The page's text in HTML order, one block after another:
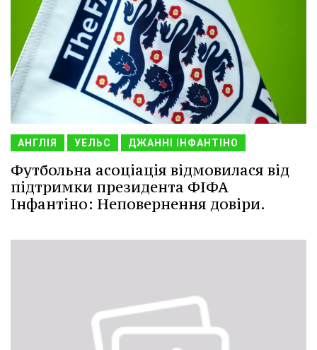
АНГЛІЯ УЕЛЬС ДЖАННІ ІНФАНТІНО
Футбольна асоціація відмовилася від
підтримки президента ФІФА
Інфантіно: Неповернення довіри.